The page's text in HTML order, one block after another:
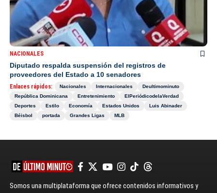
NACIONALES
Diputado respalda suspensión del registros de
proveedores del Estado a 10 senadores
Enlaces rápidos: Nacionales Internacionales
Deultimominuto
República Dominicana
Entretenimiento
ElPeriódicodelaVerdad
Deportes
Estilo Economía Estados Unidos
Luis Abinader
Béisbol
portada Grandes Ligas MLB
Somos una multiplataforma que ofrece contenidos informativos y